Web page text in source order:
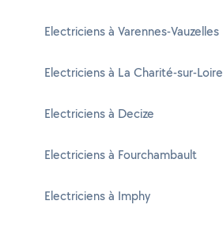
Electriciens à Varennes-Vauzelles
Electriciens à La Charité-sur-Loire
Electriciens à Decize
Electriciens à Fourchambault
Electriciens à Imphy